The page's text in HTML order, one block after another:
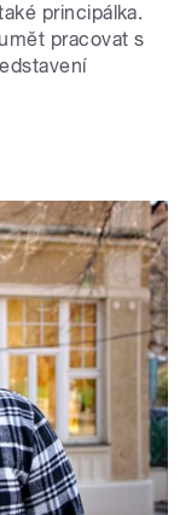
principálka.
pracovat s